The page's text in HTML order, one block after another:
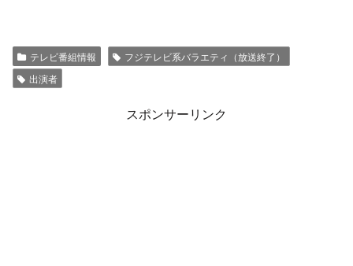
テレビ番組情報
フジテレビ系バラエティ（放送終了）
出演者
スポンサーリンク